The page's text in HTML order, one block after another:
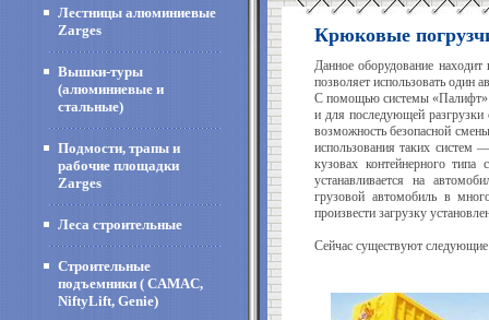
Лестницы алюминиевые
Zarges
Вышки-туры
(алюминиевые и
стальные)
Подмости, трапы и
рабочие площадки
Zarges
Леса строительные
Строительные
подъемники ( CAMAC,
NiftyLift, Genie)
Крюковые
Данное оборудование
позволяет использовать один
С помощью системы «Палифт»
и для последующей
возможность безопасной
использования таких систем
кузовах контейнерного
устанавливается на
грузовой автомобиль в
произвести загрузку
Сейчас существуют